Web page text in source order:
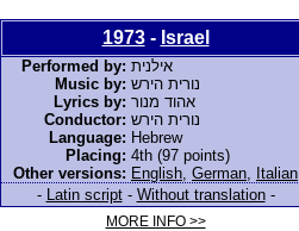
1973- Israel
Performed by: אילנית
Music by: נורית הירש
Lyrics by: אהוד מנור
Conductor: נורית הירש
Language: Hebrew
Placing: 4th (97 points)
Other versions: English German
Italian
-
Latin script- Without translation-
MORE INFO >>